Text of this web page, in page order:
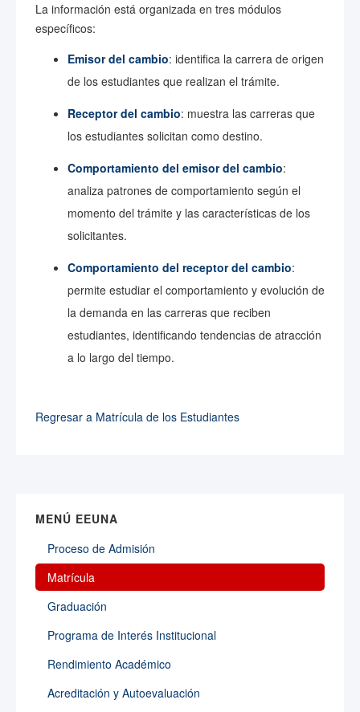
La información está organizada en tres módulos
específicos:
Emisor del cambio: identifica la carrera de origen
de los estudiantes que realizan el trámite.
Receptor del cambio: muestra las carreras que
los estudiantes solicitan como destino.
Comportamiento del emisor del cambio:
analiza patrones de comportamiento según el
momento del trámite y las características de los
solicitantes.
Comportamiento del receptor del cambio:
permite estudiar el comportamiento y evolución de
la demanda en las carreras que reciben
estudiantes, identificando tendencias de atracción
a lo largo del tiempo.
Regresar a Matrícula de los Estudiantes
MENÚ EEUNA
Proceso de Admisión
Matrícula
Graduación
Programa de Interés Institucional
Rendimiento Académico
Acreditación y Autoevaluación